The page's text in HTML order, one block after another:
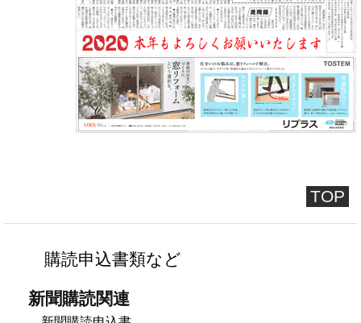
TOP
購読申込書類など
新聞購読関連